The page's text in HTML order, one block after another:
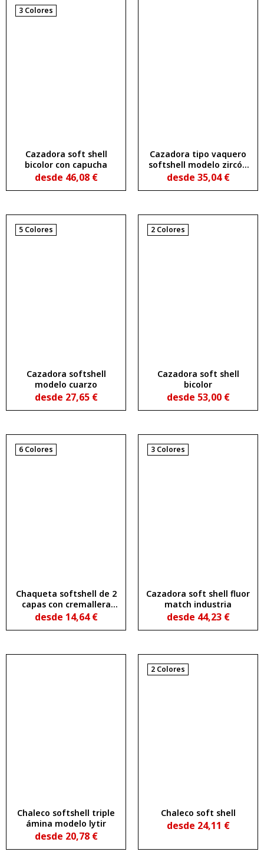
3 Colores
Cazadora soft shell
bicolor con capucha
desde 46,08 €
Cazadora tipo vaquero
softshell modelo zircón
azul 320 gr
desde 35,04€
5 Colores
Cazadora softshell
modelo cuarzo
desde 27,65 €
2 Colores
Cazadora soft shell
bicolor
desde 53,00 €
6 Colores
Chaqueta softshell de 2
capas con cremallera
frontal invertida a
contraste ANTARTIDA
desde 14,64€
3 Colores
Cazadora soft shell fluor
match industria
desde 44,23 €
Chaleco softshell triple
ámina modelo lytir
desde 20,78 €
2 Colores
Chaleco soft shell
desde 24,11 €